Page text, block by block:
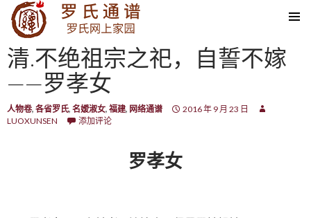
SKIP TO CONTENT
清.不绝祖宗之祀，自誓不嫁
——罗孝女
人物卷, 各省罗氏, 名嫒淑女, 福建, 网络通谱
2016 年 9 月 23 日
LUOXUNSEN
添加评论
罗孝女